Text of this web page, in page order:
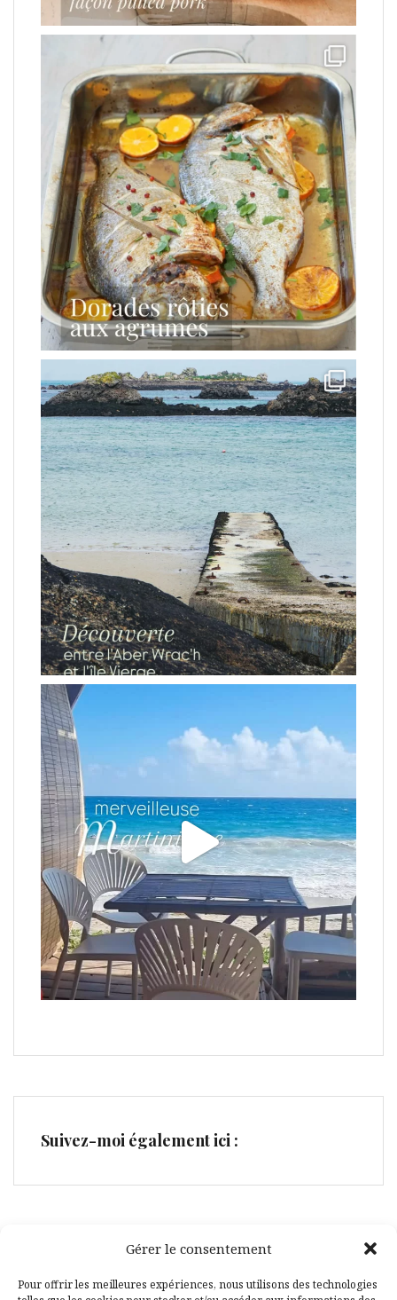
Gérer le consentement
Pour offrir les meilleures expériences, nous utilisons des technologies
Suivez-moi également ici :
Facebook
Pinterest